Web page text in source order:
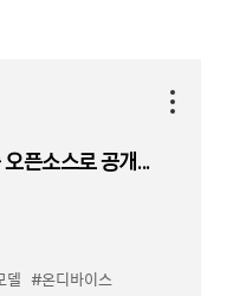
픈소스로 공개...
델 #온디바이스